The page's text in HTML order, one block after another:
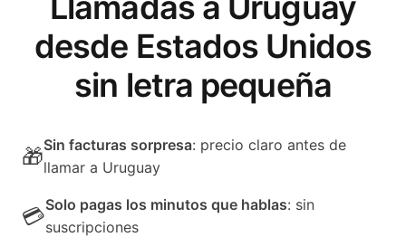
desde Estados Unidos
sin letra pequeña
🎁Sin facturas sorpresa: precio claro antes de
llamar a Uruguay
💳Solo pagas los minutos que hablas: sin
suscripciones